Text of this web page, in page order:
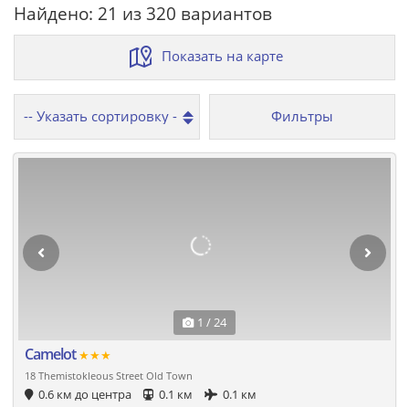
Найдено: 21 из 320 вариантов
Показать на карте
Фильтры
1 / 24
Camelot★★★
18 Themistokleous Street Old Town
0.6 км до центра 0.1 км
0.1 км